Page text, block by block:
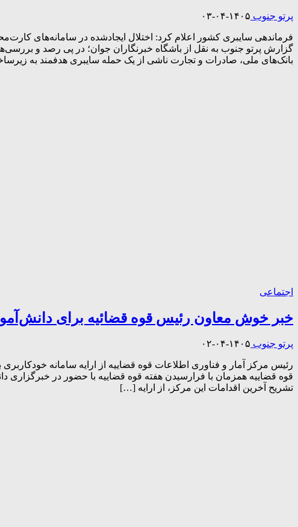
پرتو جنوب ۱۴۰۵-۰۴-۰۳
فرماندهی سایبری کشور اعلام کرد: اختلال ایجادشده در سامانه‌های
گزارش پرتو جنوب به نقل از باشگاه خبرنگاران جوان؛ در پی رصد و
بانک‌های ملی، صادرات و تجارت ناشی از یک حمله سایبری هدفمند به
اجتماعی
خبر خوش معاون رئیس قوه قضائیه برای
پرتو جنوب ۱۴۰۵-۰۴-۰۲
رئیس مرکز آمار و فناوری اطلاعات قوه قضاییه از ارایه سامانه
قوه قضاییه همزمان با فرارسیدن هفته قوه قضاییه با حضور در خبرگزاری
تشریح آخرین اقدامات این مرکز، از ارایه […]